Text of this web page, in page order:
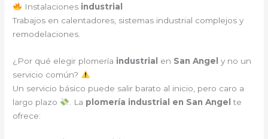
Instalaciones industrial
Trabajos en calentadores, sistemas industrial complejos y
remodelaciones.
¿Por qué elegir plomería industrial en San Angely no un
servicio común?
Un servicio básico puede salir barato al inicio, pero caro a
largo plazo
. La plomería industrial en San Angelte
ofrece: